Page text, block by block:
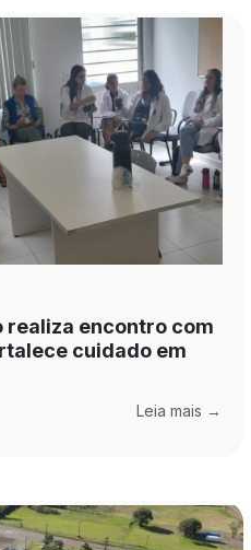
realiza encontro com
cuidado em
Leia mais →